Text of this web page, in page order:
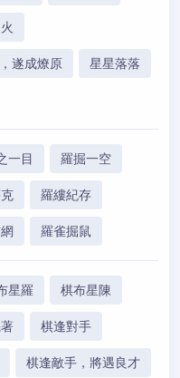
遂成燎原 星星落落
一目 羅掘一空
羅縷紀存
羅雀掘鼠
星羅 棋布星陳
棋逢對手
棋逢敵手，將遇良才